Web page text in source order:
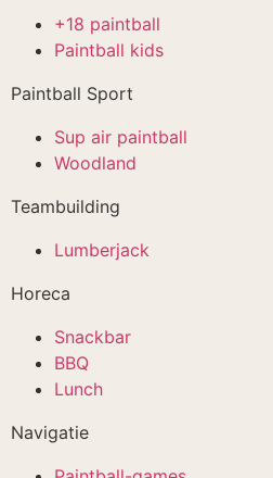
+18 paintball
Paintball kids
Paintball Sport
Sup air paintball
Woodland
Teambuilding
Lumberjack
Horeca
Snackbar
BBQ
Lunch
Navigatie